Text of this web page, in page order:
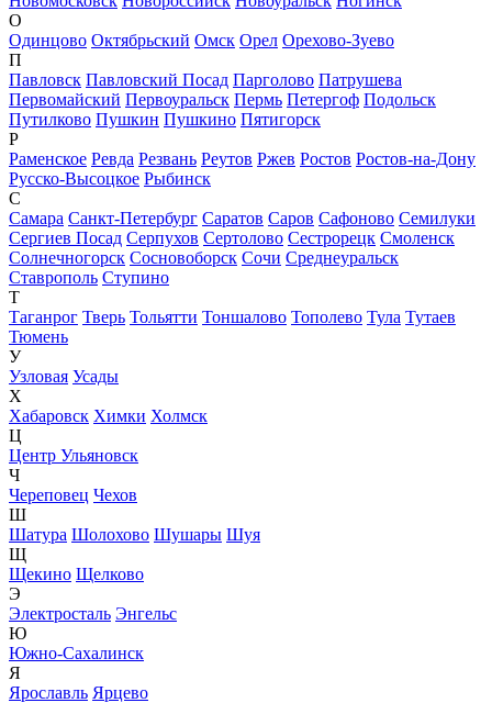
О
Одинцово Октябрьский Омск Орел Орехово-Зуево
П
Павловск Павловский Посад Парголово Патрушева
Первомайский Первоуральск Пермь Петергоф Подольск
Путилково Пушкин Пушкино Пятигорск
Р
Раменское Ревда Резвань Реутов Ржев Ростов Ростов-на-Дону
Русско-Высоцкое Рыбинск
С
Самара Санкт-Петербург Саратов Саров Сафоново Семилуки
Сергиев Посад Серпухов Сертолово Сестрорецк Смоленск
Солнечногорск Сосновоборск Сочи Среднеуральск
Ставрополь Ступино
Т
Таганрог Тверь Тольятти Тоншалово Тополево Тула Тутаев
Тюмень
У
Узловая Усады
Х
Хабаровск Химки Холмск
Ц
Центр Ульяновск
Ч
Череповец Чехов
Ш
Шатура Шолохово Шушары Шуя
Щ
Щекино Щелково
Э
Электросталь Энгельс
Ю
Южно-Сахалинск
Я
Ярославль Ярцево